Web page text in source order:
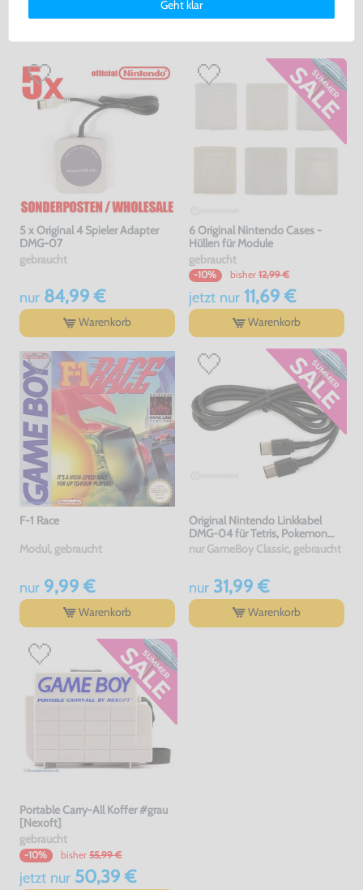
DAS HABEN ANDERE DAZU
5 x Original 4 Spieler Adapter
DMG-07
gebraucht
nur84,99 €
Warenkorb
6 Original Nintendo Cases -
Hüllen für Module
gebraucht
-10% bisher 12,99 €
jetzt nur11,69 €
Warenkorb
F-1 Race
Modul, gebraucht
nur9,99 €
Warenkorb
Original Nintendo Linkkabel
DMG-04 für Tetris, Pokemon
usw.
nur GameBoy Classic, gebraucht
nur31,99 €
Warenkorb
Portable Carry-All Koffer #grau
[Nexoft]
gebraucht
-10% bisher 55,99 €
jetzt nur50,39 €
Impressum.
Geht klar